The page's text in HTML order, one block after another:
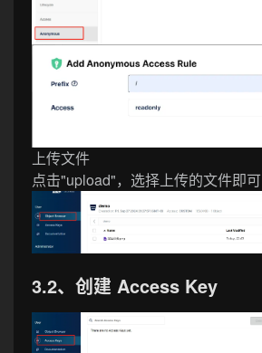
上传文件
点击"upload"，选择上传的文件即可
3.2、创建 Access Key